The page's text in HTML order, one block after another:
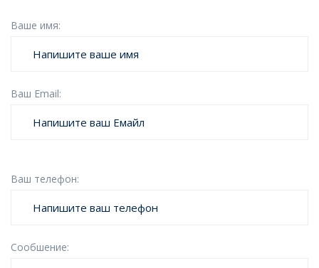
Ваше имя:
Ваш Email:
Ваш телефон:
Сообшение: